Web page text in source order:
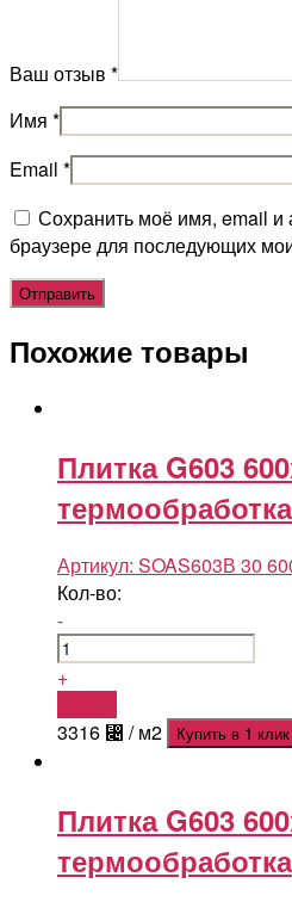
Ваш отзыв *
Имя *
Email *
Сохранить моё имя, email и
браузере для последующих
Похожие товары
Плитка G603
Артикул: SOAS603В 30
Кол-во:
-
+
3316 ⃄ / м2 Купить в 1 клик
Плитка G603
термообработка